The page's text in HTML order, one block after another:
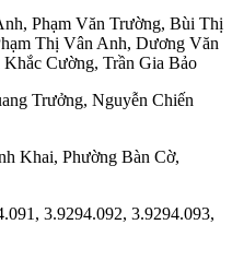
, Phạm Văn Trường, Bùi Thị
Thị Vân Anh, Dương Văn
Khắc Cường, Trần Gia Bảo
Trưởng, Nguyễn Chiến
Khai, Phường Bàn Cờ,
3.9294.092, 3.9294.093,